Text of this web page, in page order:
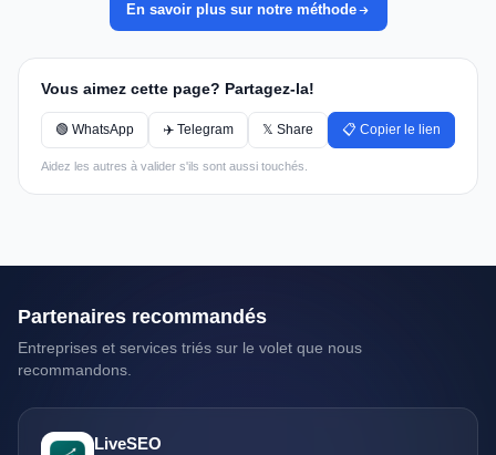
En savoir plus sur notre méthode
Vous aimez cette page? Partagez-la!
🟢 WhatsApp ✈️ Telegram 𝕏 Share 📋 Copier le lien
Aidez les autres à valider s'ils sont aussi touchés.
Partenaires recommandés
Entreprises et services triés sur le volet que nous
recommandons.
LiveSEO